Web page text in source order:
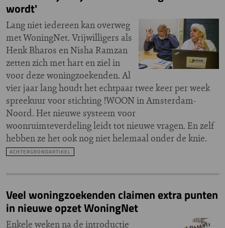
wordt'
Lang niet iedereen kan overweg
met WoningNet. Vrijwilligers als
Henk Bharos en Nisha Ramzan
zetten zich met hart en ziel in
voor deze woningzoekenden. Al
vier jaar lang houdt het echtpaar twee keer per week
spreekuur voor stichting !WOON in Amsterdam-
Noord. Het nieuwe systeem voor
woonruimteverdeling leidt tot nieuwe vragen. En zelf
hebben ze het ook nog niet helemaal onder de knie.
ACHTERGRONDARTIKEL
Veel woningzoekenden claimen extra punten
in nieuwe opzet WoningNet
Enkele weken na de introductie